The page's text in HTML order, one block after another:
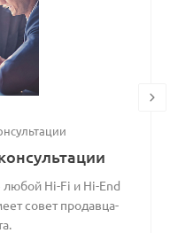
Hi-Fi и Hi-End
совет продавца-